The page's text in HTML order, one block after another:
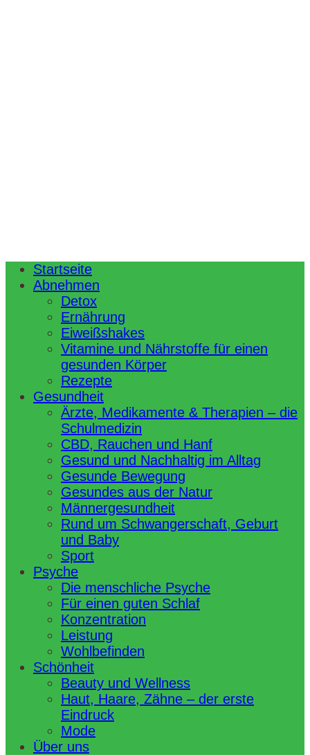
Startseite
Abnehmen
Detox
Ernährung
Eiweißshakes
Vitamine und Nährstoffe für einen
gesunden Körper
Rezepte
Gesundheit
Ärzte, Medikamente & Therapien – die
Schulmedizin
CBD, Rauchen und Hanf
Gesund und Nachhaltig im Alltag
Gesunde Bewegung
Gesundes aus der Natur
Männergesundheit
Rund um Schwangerschaft, Geburt
und Baby
Sport
Psyche
Die menschliche Psyche
Für einen guten Schlaf
Konzentration
Leistung
Wohlbefinden
Schönheit
Beauty und Wellness
Haut, Haare, Zähne – der erste
Eindruck
Mode
Über uns